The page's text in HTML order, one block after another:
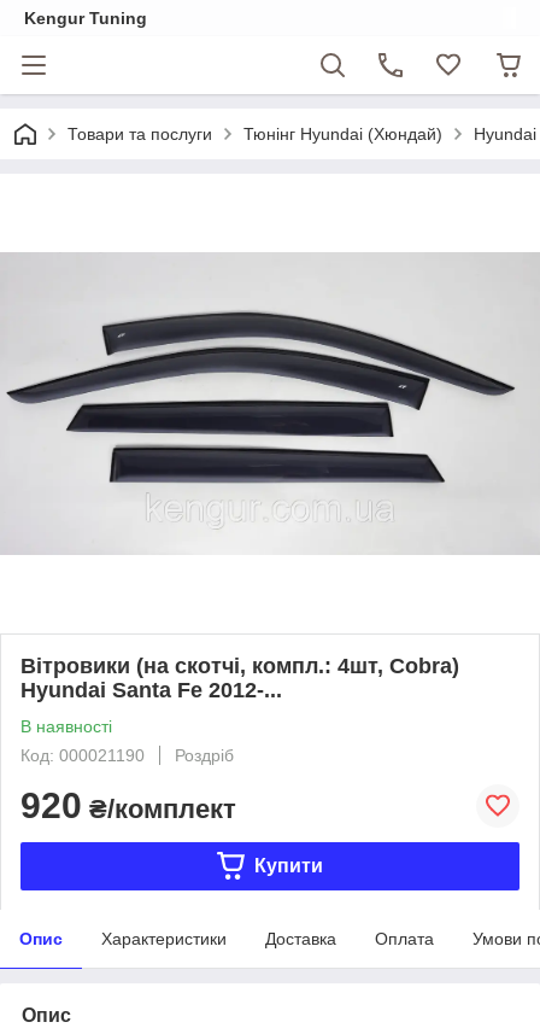
Kengur Tuning
Товари та послуги Тюнінг Hyundai (Хюндай)
Вітровики (на скотчі, компл.: 4шт, Сobra)
Hyundai Santa Fe 2012-...
В наявності
Код: 000021190
Роздріб
920 ₴/комплект
Купити
Опис Характеристики Доставка Оплата Умови
Опис